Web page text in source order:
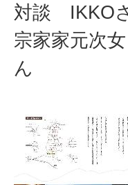
対談 IKKO
宗家家元次
ん